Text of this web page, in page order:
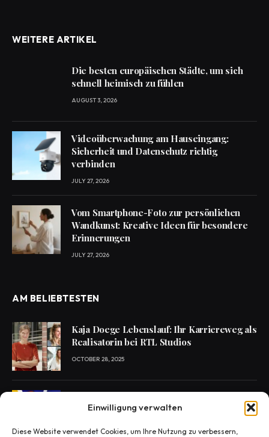
Einwilligung verwalten
Diese Website verwendet Cookies, um Ihre Nutzung zu verbessern,
WEITERE ARTIKEL
Die besten europäischen Städte, um sich
schnell heimisch zu fühlen
AUGUST 3, 2026
Videoüberwachung am Hauseingang:
Sicherheit und Datenschutz richtig
verbinden
JULY 27, 2026
Vom Smartphone-Foto zur persönlichen
Wandkunst: Kreative Ideen für besondere
Erinnerungen
JULY 27, 2026
AM BELIEBTESTEN
Kaja Doege Lebenslauf: Ihr Karriereweg als
Realisatorin bei RTL Studios
OCTOBER 28, 2025
Medien berichten, offiziell nichts bestätigt